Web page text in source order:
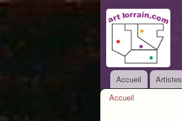
Menu principal
Accueil Artistes
Accueil